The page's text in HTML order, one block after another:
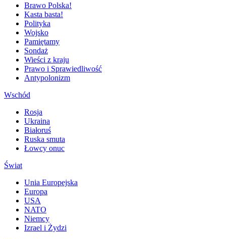
Brawo Polska!
Kasta basta!
Polityka
Wojsko
Pamiętamy
Sondaż
Wieści z kraju
Prawo i Sprawiedliwość
Antypolonizm
Wschód
Rosja
Ukraina
Białoruś
Ruska smuta
Łowcy onuc
Świat
Unia Europejska
Europa
USA
NATO
Niemcy
Izrael i Żydzi